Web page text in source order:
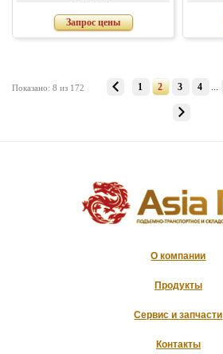
Запрос цены
Показано: 8 из 172 1 2 3 4
О компании
Продукты
Сервис и запчасти
Контакты